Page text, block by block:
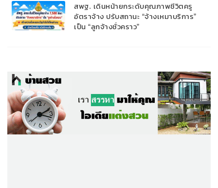
สพฐ. เดินหน้ายกระดับคุณภาพชีวิตครู
อัตราจ้าง ปรับสถานะ “จ้างเหมาบริการ”
เป็น “ลูกจ้างชั่วคราว”